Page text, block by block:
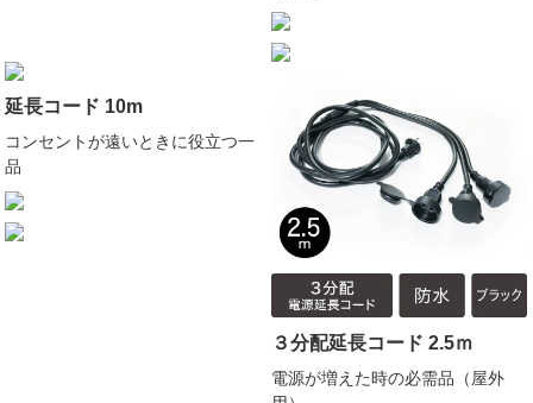
延長コード 10m
コンセントが遠いときに役立つ一
品
３分配延長コード 2.5ｍ
電源が増えた時の必需品（屋外